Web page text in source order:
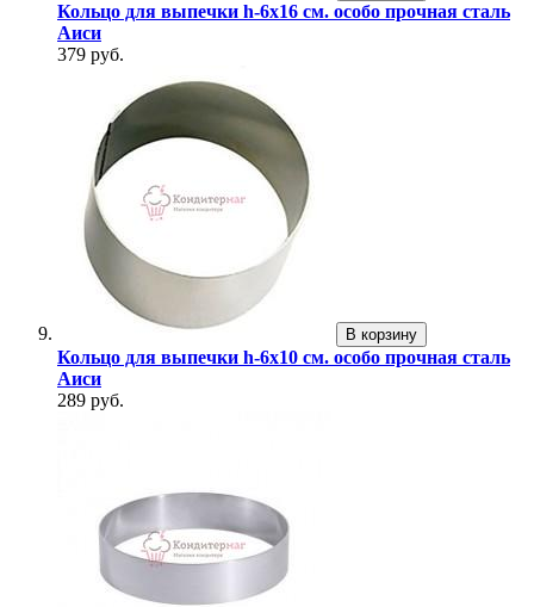
Кольцо для выпечки h-6х16 см. особо прочная сталь
Аиси
379 руб.
В корзину
Кольцо для выпечки h-6х10 см. особо прочная сталь
Аиси
289 руб.